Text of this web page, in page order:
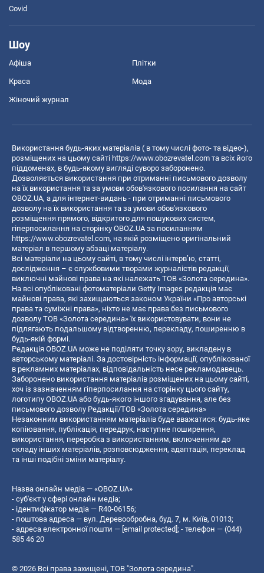
Covid
Шоу
Афіша Плітки
Краса Мода
Жіночий журнал
Використання будь-яких матеріалів ( в тому числі фото- та відео-),
розміщених на цьому сайті https://www.obozrevatel.com та всіх його
піддоменах, в будь-якому вигляді суворо заборонено.
Дозволяється використання при отриманні письмового дозволу
на їх використання та за умови обов'язкового посилання на сайт
OBOZ.UA, а для інтернет-видань - при отриманні письмового
дозволу на їх використання та за умови обов'язкового
розміщення прямого, відкритого для пошукових систем,
гіперпосилання на сторінку OBOZ.UA за посиланням
https://www.obozrevatel.com, на якій розміщено оригінальний
матеріал в першому абзаці матеріалу.
Всі матеріали на цьому сайті, в тому числі інтерв’ю, статті,
дослідження – є службовими творами журналістів редакції,
виключні майнові права на які належать ТОВ «Золота середина».
На всі опубліковані фотоматеріали Getty Images редакція має
майнові права, які захищаються законом України «Про авторські
права та суміжні права», ніхто не має права без письмового
дозволу ТОВ «Золота середина» їх використовувати, вони не
підлягають подальшому відтворенню, перекладу, поширенню в
будь-якій формі.
Редакція OBOZ.UA може не поділяти точку зору, викладену в
авторському матеріалі. За достовірність інформації, опублікованої
в рекламних матеріалах, відповідальність несе рекламодавець.
Заборонено використання матеріалів розміщених на цьому сайті,
хоч із зазначенням гіперпосилання на сторінку цього сайту,
логотипу OBOZ.UA або будь-якого іншого згадування, але без
письмового дозволу Редакції/ТОВ «Золота середина»
Незаконним використанням матеріалів буде вважатися: будь-яке
копiювання, публiкацiя, передрук, наступне поширення,
використання, переробка з використанням, включенням до
складу інших матеріалів, розповсюдження, адаптація, переклад
та інші подібні зміни матеріалу.
Назва онлайн медіа — «OBOZ.UA»
- суб'єкт у сфері онлайн медіа;
- ідентифікатор медіа — R40-06156;
- поштова адреса — вул. Деревообробна, буд. 7, м. Київ, 01013;
- адреса електронної пошти — [email protected]; - телефон — (044)
585 46 20
© 2026 Всі права захищені, ТОВ "Золота середина".